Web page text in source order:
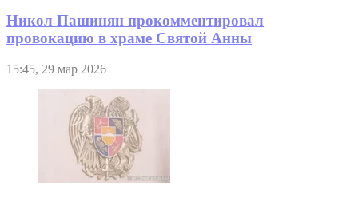
Никол Пашинян прокомментировал
провокацию в храме Святой Анны
15:45, 29 мар 2026